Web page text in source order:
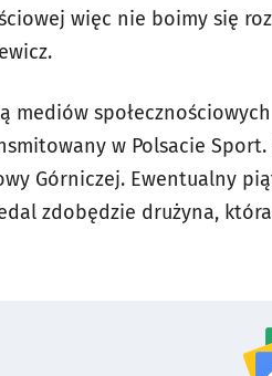
więc nie boimy się
mediów społecznościowych
w Polsacie Sport.
Górniczej. Ewentualny
zdobędzie drużyna,